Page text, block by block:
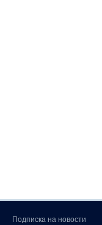
Подписка на новости